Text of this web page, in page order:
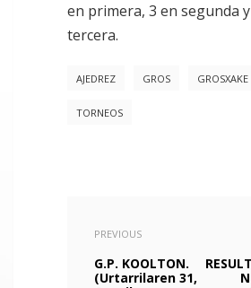
en primera, 3 en segunda
tercera.
AJEDREZ GROS GROSXAKE
TORNEOS
PREVIOUS
G.P. KOOLTON.
(Urtarrilaren 31,